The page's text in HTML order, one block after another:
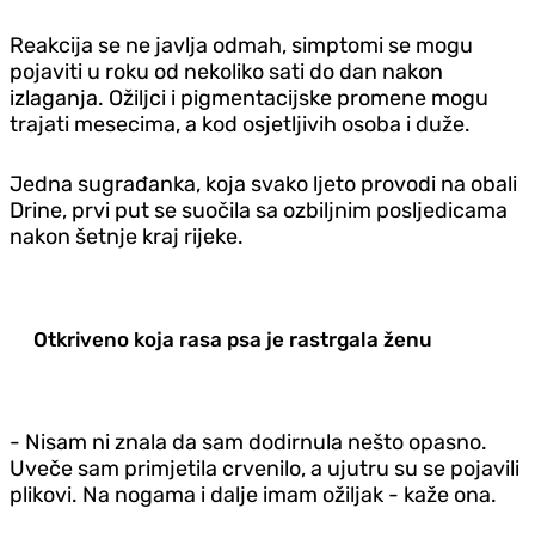
Reakcija se ne javlja odmah, simptomi se mogu
pojaviti u roku od nekoliko sati do dan nakon
izlaganja. Ožiljci i pigmentacijske promene mogu
trajati mesecima, a kod osjetljivih osoba i duže.
Jedna sugrađanka, koja svako ljeto provodi na obali
Drine, prvi put se suočila sa ozbiljnim posljedicama
nakon šetnje kraj rijeke.
Otkriveno koja rasa psa je rastrgala ženu
- Nisam ni znala da sam dodirnula nešto opasno.
Uveče sam primjetila crvenilo, a ujutru su se pojavili
plikovi. Na nogama i dalje imam ožiljak - kaže ona.